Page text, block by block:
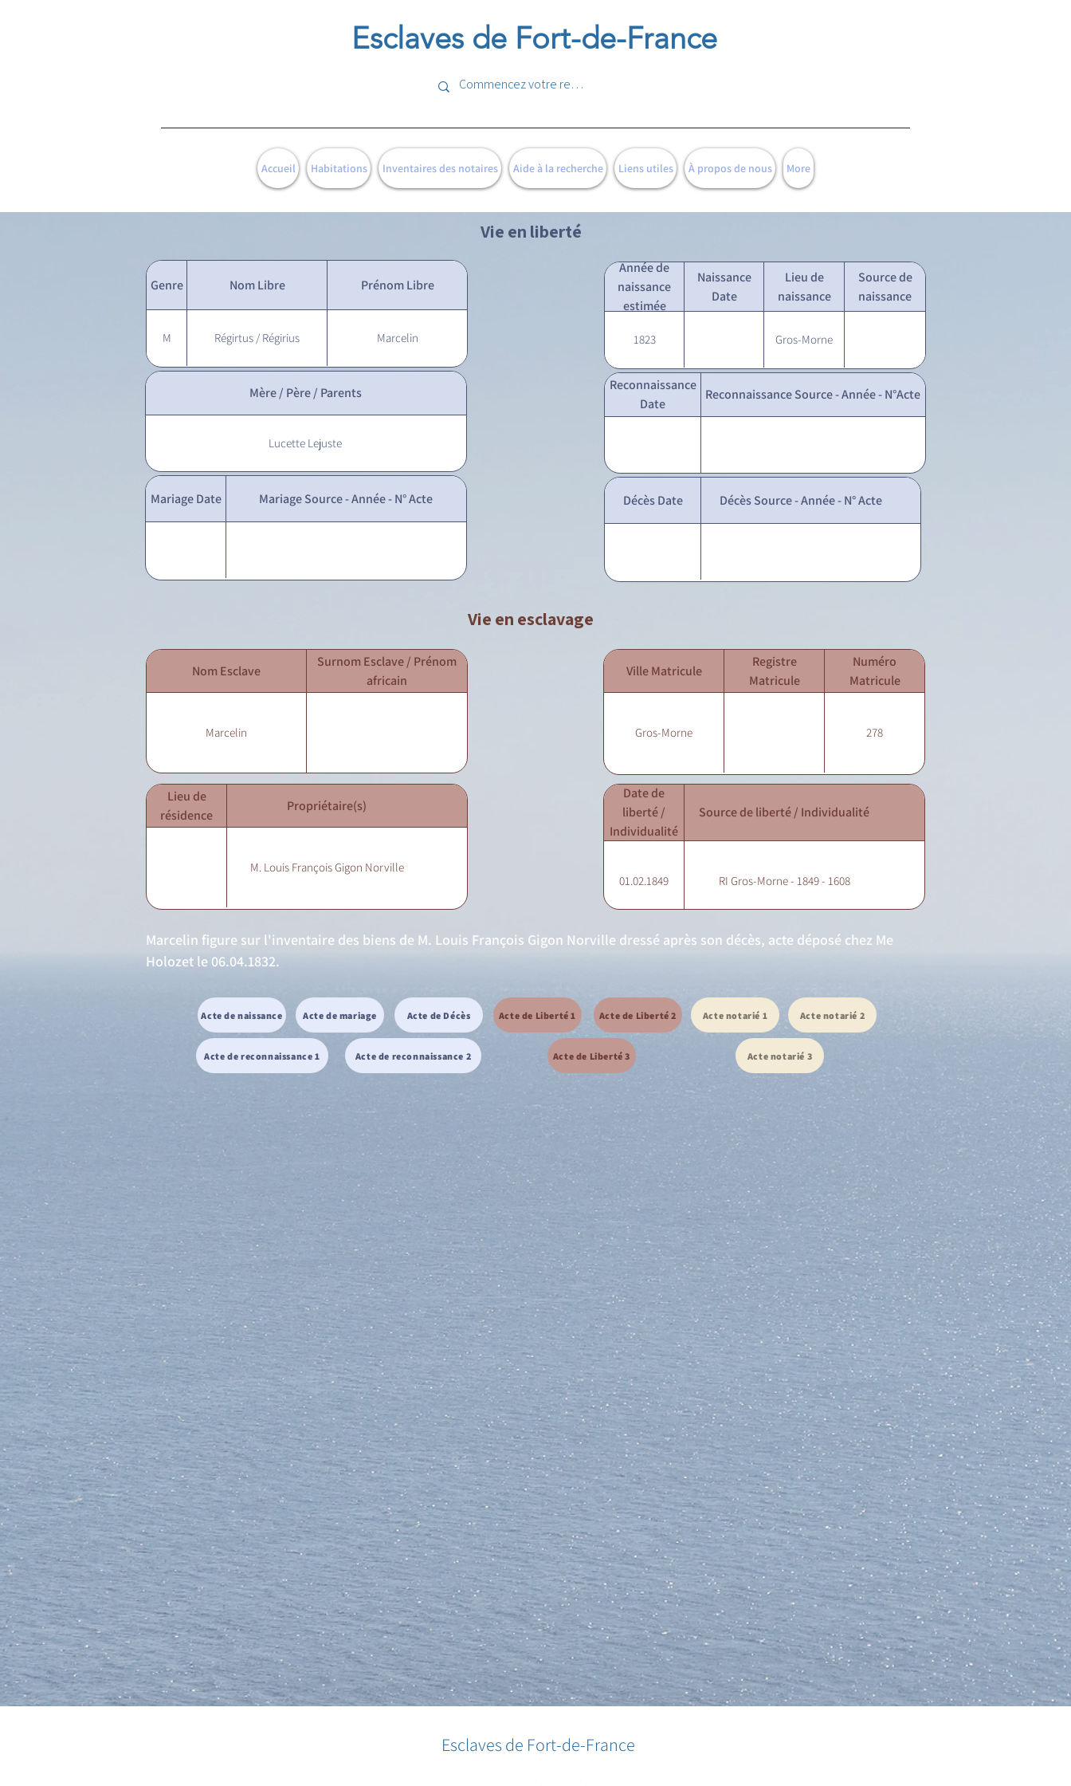
Esclaves de Fort-de-France
Accueil Habitations Inventaires des notaires Aide à la recherche Liens utiles À propos de nous More
Vie en liberté
Genre Nom Libre Prénom Libre
M Régirtus / Régirius Marcelin
Année de
naissance
estimée
Naissance
Date
Lieu de
naissance
Source de
naissance
1823 Gros-Morne
Mère / Père / Parents
Lucette Lejuste
Mariage Date Mariage Source - Année - N° Acte
Reconnaissance
Date
Reconnaissance Source - Année - N°Acte
Décès Date Décès Source - Année - N° Acte
Vie en esclavage
Nom Esclave
Surnom Esclave / Prénom
africain
Marcelin
Ville Matricule
Registre
Matricule
Numéro
Matricule
Gros-Morne 278
Lieu de
résidence
Propriétaire(s)
M. Louis François Gigon Norville
Date de
liberté /
Individualité
Source de liberté / Individualité
01.02.1849 RI Gros-Morne - 1849 - 1608
Marcelin figure sur l'inventaire des biens de M. Louis François Gigon Norville dressé après son décès, acte déposé chez Me
Holozet le 06.04.1832.
Acte de naissance Acte de mariage Acte de Décès
Acte de reconnaissance 1 Acte de reconnaissance 2
Acte de Liberté 1 Acte de Liberté 2
Acte de Liberté 3
Acte notarié 1 Acte notarié 2
Acte notarié 3
Esclaves de Fort-de-France